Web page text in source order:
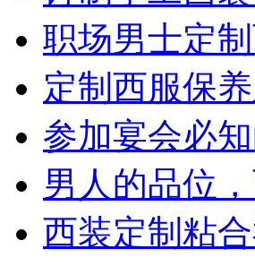
职场男士定
定制西服保
参加宴会必
男人的品位
西装定制粘